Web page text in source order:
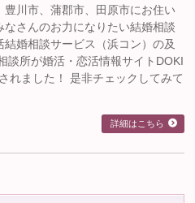
豊川市、蒲郡市、田原市にお住い
なさんのお力になりたい結婚相談
結婚相談サービス（浜コン）の及
談所が婚活・恋活情報サイトDOKI
れました！ 是非チェックしてみて
詳細はこちら